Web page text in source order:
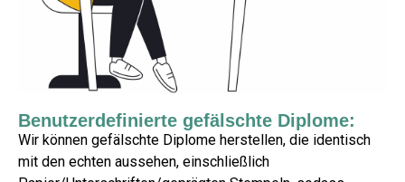
Benutzerdefinierte gefälschte Diplome:
Wir können gefälschte Diplome herstellen, die identisch
mit den echten aussehen, einschließlich